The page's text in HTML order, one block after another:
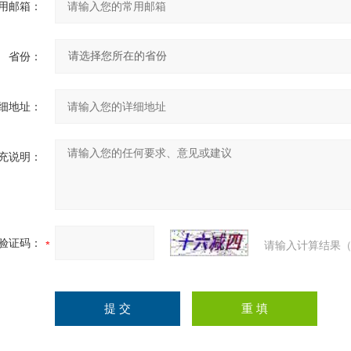
邮箱：
省份：
地址：
说明：
证码： 请输入计算结果